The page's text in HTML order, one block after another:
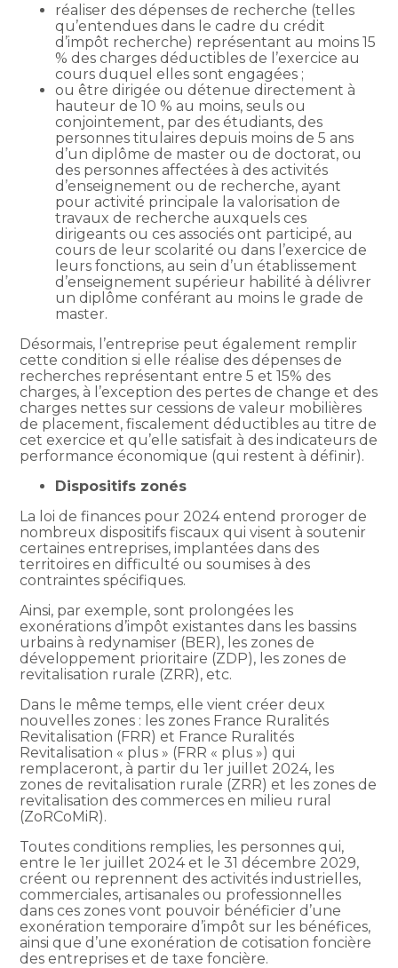
réaliser des dépenses de recherche (telles
qu’entendues dans le cadre du crédit
d’impôt recherche) représentant au moins 15
% des charges déductibles de l’exercice au
cours duquel elles sont engagées ;
ou être dirigée ou détenue directement à
hauteur de 10 % au moins, seuls ou
conjointement, par des étudiants, des
personnes titulaires depuis moins de 5 ans
d’un diplôme de master ou de doctorat, ou
des personnes affectées à des activités
d’enseignement ou de recherche, ayant
pour activité principale la valorisation de
travaux de recherche auxquels ces
dirigeants ou ces associés ont participé, au
cours de leur scolarité ou dans l’exercice de
leurs fonctions, au sein d’un établissement
d’enseignement supérieur habilité à délivrer
un diplôme conférant au moins le grade de
master.
Désormais, l’entreprise peut également remplir
cette condition si elle réalise des dépenses de
recherches représentant entre 5 et 15% des
charges, à l’exception des pertes de change et des
charges nettes sur cessions de valeur mobilières
de placement, fiscalement déductibles au titre de
cet exercice et qu’elle satisfait à des indicateurs de
performance économique (qui restent à définir).
Dispositifs zonés
La loi de finances pour 2024 entend proroger de
nombreux dispositifs fiscaux qui visent à soutenir
certaines entreprises, implantées dans des
territoires en difficulté ou soumises à des
contraintes spécifiques.
Ainsi, par exemple, sont prolongées les
exonérations d’impôt existantes dans les bassins
urbains à redynamiser (BER), les zones de
développement prioritaire (ZDP), les zones de
revitalisation rurale (ZRR), etc.
Dans le même temps, elle vient créer deux
nouvelles zones : les zones France Ruralités
Revitalisation (FRR) et France Ruralités
Revitalisation « plus » (FRR « plus ») qui
remplaceront, à partir du 1er juillet 2024, les
zones de revitalisation rurale (ZRR) et les zones de
revitalisation des commerces en milieu rural
(ZoRCoMiR).
Toutes conditions remplies, les personnes qui,
entre le 1er juillet 2024 et le 31 décembre 2029,
créent ou reprennent des activités industrielles,
commerciales, artisanales ou professionnelles
dans ces zones vont pouvoir bénéficier d’une
exonération temporaire d’impôt sur les bénéfices,
ainsi que d’une exonération de cotisation foncière
des entreprises et de taxe foncière.